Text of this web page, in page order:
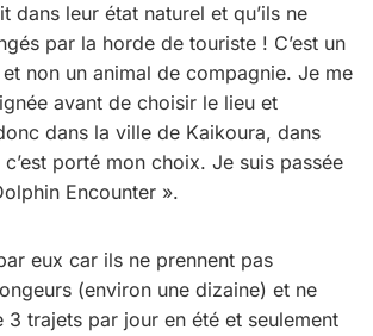
dans leur état naturel et qu’ils ne
par la horde de touriste ! C’est un
non un animal de compagnie. Je me
avant de choisir le lieu et
dans la ville de Kaikoura, dans
c’est porté mon choix. Je suis passée
Encounter ».
eux car ils ne prennent pas
(environ une dizaine) et ne
3 trajets par jour en été et seulement